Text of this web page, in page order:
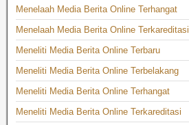
Menelaah Media Berita Online Terhangat
Menelaah Media Berita Online Terkareditasi
Meneliti Media Berita Online Terbaru
Meneliti Media Berita Online Terbelakang
Meneliti Media Berita Online Terhangat
Meneliti Media Berita Online Terkareditasi